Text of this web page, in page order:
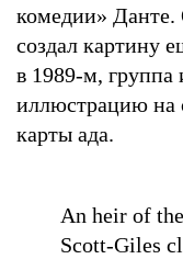
комедии» Данте.
создал картину
в 1989-м, группа
иллюстрацию на
карты ада.
An heir of
Scott-Giles